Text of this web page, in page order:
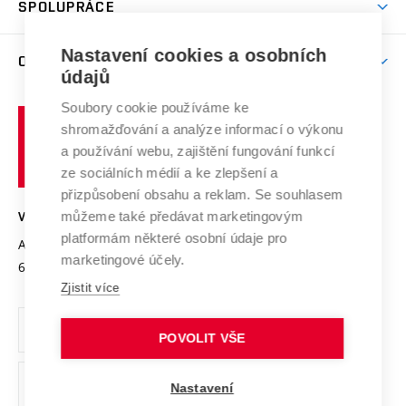
Celoživotní vzdělávání
E-přihláška
Závěrečné práce
Doktorské studium
Studium bez bariér
Podpora podnikání
Mezinárodní vědecká rada
Systém zajišťování kvality výzkumu
Výzkumné infrastruktury
Transfer znalostí
Open Science
Projekty
Projekty ze strukturálních fondů
Specifický výzkum
SPOLUPRÁCE
Firemní spolupráce
Zahraniční spolupráce
Spolupráce se školami
Mezinárodní dohody
Univerzitní sítě
O UNIVERZITĚ
Profil univerzity
Udržitelná univerzita
Podnikavá univerzita / ContriBUTe
Bezpečná univerzita
Vyznamenání
Organizační struktura
Ochrana osobních údajů
odkaz)
učení
technické
Brně
VYSOKÉ UČENÍ TECHNICKÉ V BRNĚ
Antonínská 548/1
602 00 Brno
www.vut.cz
vut@vutbr.cz
Nastavení cookies a osobních
údajů
Soubory cookie používáme ke
shromažďování a analýze informací o výkonu
a používání webu, zajištění fungování funkcí
ze sociálních médií a ke zlepšení a
přizpůsobení obsahu a reklam. Se souhlasem
můžeme také předávat marketingovým
platformám některé osobní údaje pro
marketingové účely.
Zjistit více
POVOLIT VŠE
Nastavení